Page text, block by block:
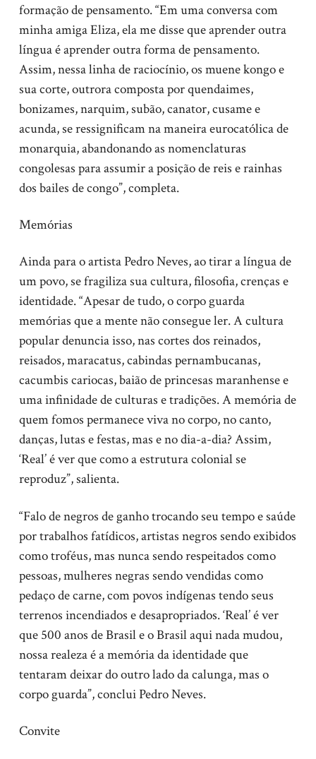
formação de pensamento. “Em uma conversa com
minha amiga Eliza, ela me disse que aprender outra
língua é aprender outra forma de pensamento.
Assim, nessa linha de raciocínio, os muene kongo e
sua corte, outrora composta por quendaimes,
bonizames, narquim, subão, canator, cusame e
acunda, se ressignificam na maneira eurocatólica de
monarquia, abandonando as nomenclaturas
congolesas para assumir a posição de reis e rainhas
dos bailes de congo”, completa.
Memórias
Ainda para o artista Pedro Neves, ao tirar a língua de
um povo, se fragiliza sua cultura, filosofia, crenças e
identidade. “Apesar de tudo, o corpo guarda
memórias que a mente não consegue ler. A cultura
popular denuncia isso, nas cortes dos reinados,
reisados, maracatus, cabindas pernambucanas,
cacumbis cariocas, baião de princesas maranhense e
uma infinidade de culturas e tradições. A memória de
quem fomos permanece viva no corpo, no canto,
danças, lutas e festas, mas e no dia-a-dia? Assim,
‘Real’ é ver que como a estrutura colonial se
reproduz”, salienta.
“Falo de negros de ganho trocando seu tempo e saúde
por trabalhos fatídicos, artistas negros sendo exibidos
como troféus, mas nunca sendo respeitados como
pessoas, mulheres negras sendo vendidas como
pedaço de carne, com povos indígenas tendo seus
terrenos incendiados e desapropriados. ‘Real’ é ver
que 500 anos de Brasil e o Brasil aqui nada mudou,
nossa realeza é a memória da identidade que
tentaram deixar do outro lado da calunga, mas o
corpo guarda”, conclui Pedro Neves.
Convite